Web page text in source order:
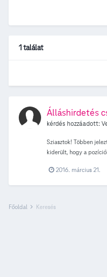
1 találat
Álláshirdetés
kérdés hozzáadott:
Sziasztok! Többen
kiderült, hogy a
befizetések
2016. március 21.
Főoldal Keresés